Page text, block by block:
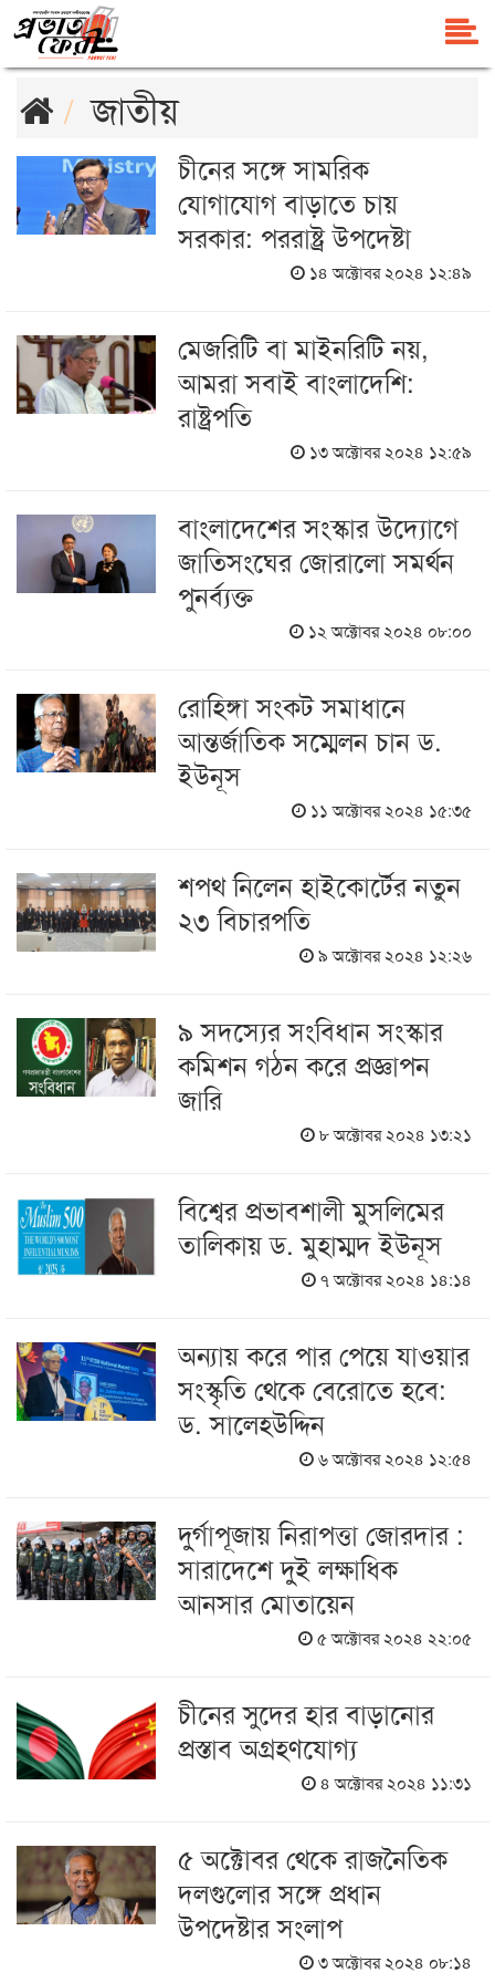
জাতীয়
চীনের সঙ্গে সামরিক
যোগাযোগ বাড়াতে চায়
সরকার: পররাষ্ট্র উপদেষ্টা
১৪ অক্টোবর ২০২৪ ১২:৪৯
মেজরিটি বা মাইনরিটি নয়,
আমরা সবাই বাংলাদেশি:
রাষ্ট্রপতি
১৩ অক্টোবর ২০২৪ ১২:৫৯
বাংলাদেশের সংস্কার উদ্যোগে
জাতিসংঘের জোরালো সমর্থন
পুনর্ব্যক্ত
১২ অক্টোবর ২০২৪ ০৮:০০
রোহিঙ্গা সংকট সমাধানে
আন্তর্জাতিক সম্মেলন চান ড.
ইউনূস
১১ অক্টোবর ২০২৪ ১৫:৩৫
শপথ নিলেন হাইকোর্টের নতুন
২৩ বিচারপতি
৯ অক্টোবর ২০২৪ ১২:২৬
৯ সদস্যের সংবিধান সংস্কার
কমিশন গঠন করে প্রজ্ঞাপন
জারি
৮ অক্টোবর ২০২৪ ১৩:২১
বিশ্বের প্রভাবশালী মুসলিমের
তালিকায় ড. মুহাম্মদ ইউনূস
৭ অক্টোবর ২০২৪ ১৪:১৪
অন্যায় করে পার পেয়ে যাওয়ার
সংস্কৃতি থেকে বেরোতে হবে:
ড. সালেহউদ্দিন
৬ অক্টোবর ২০২৪ ১২:৫৪
দুর্গাপূজায় নিরাপত্তা জোরদার :
সারাদেশে দুই লক্ষাধিক
আনসার মোতায়েন
৫ অক্টোবর ২০২৪ ২২:০৫
চীনের সুদের হার বাড়ানোর
প্রস্তাব অগ্রহণযোগ্য
৪ অক্টোবর ২০২৪ ১১:৩১
৫ অক্টোবর থেকে রাজনৈতিক
দলগুলোর সঙ্গে প্রধান
উপদেষ্টার সংলাপ
৩ অক্টোবর ২০২৪ ০৮:১৪